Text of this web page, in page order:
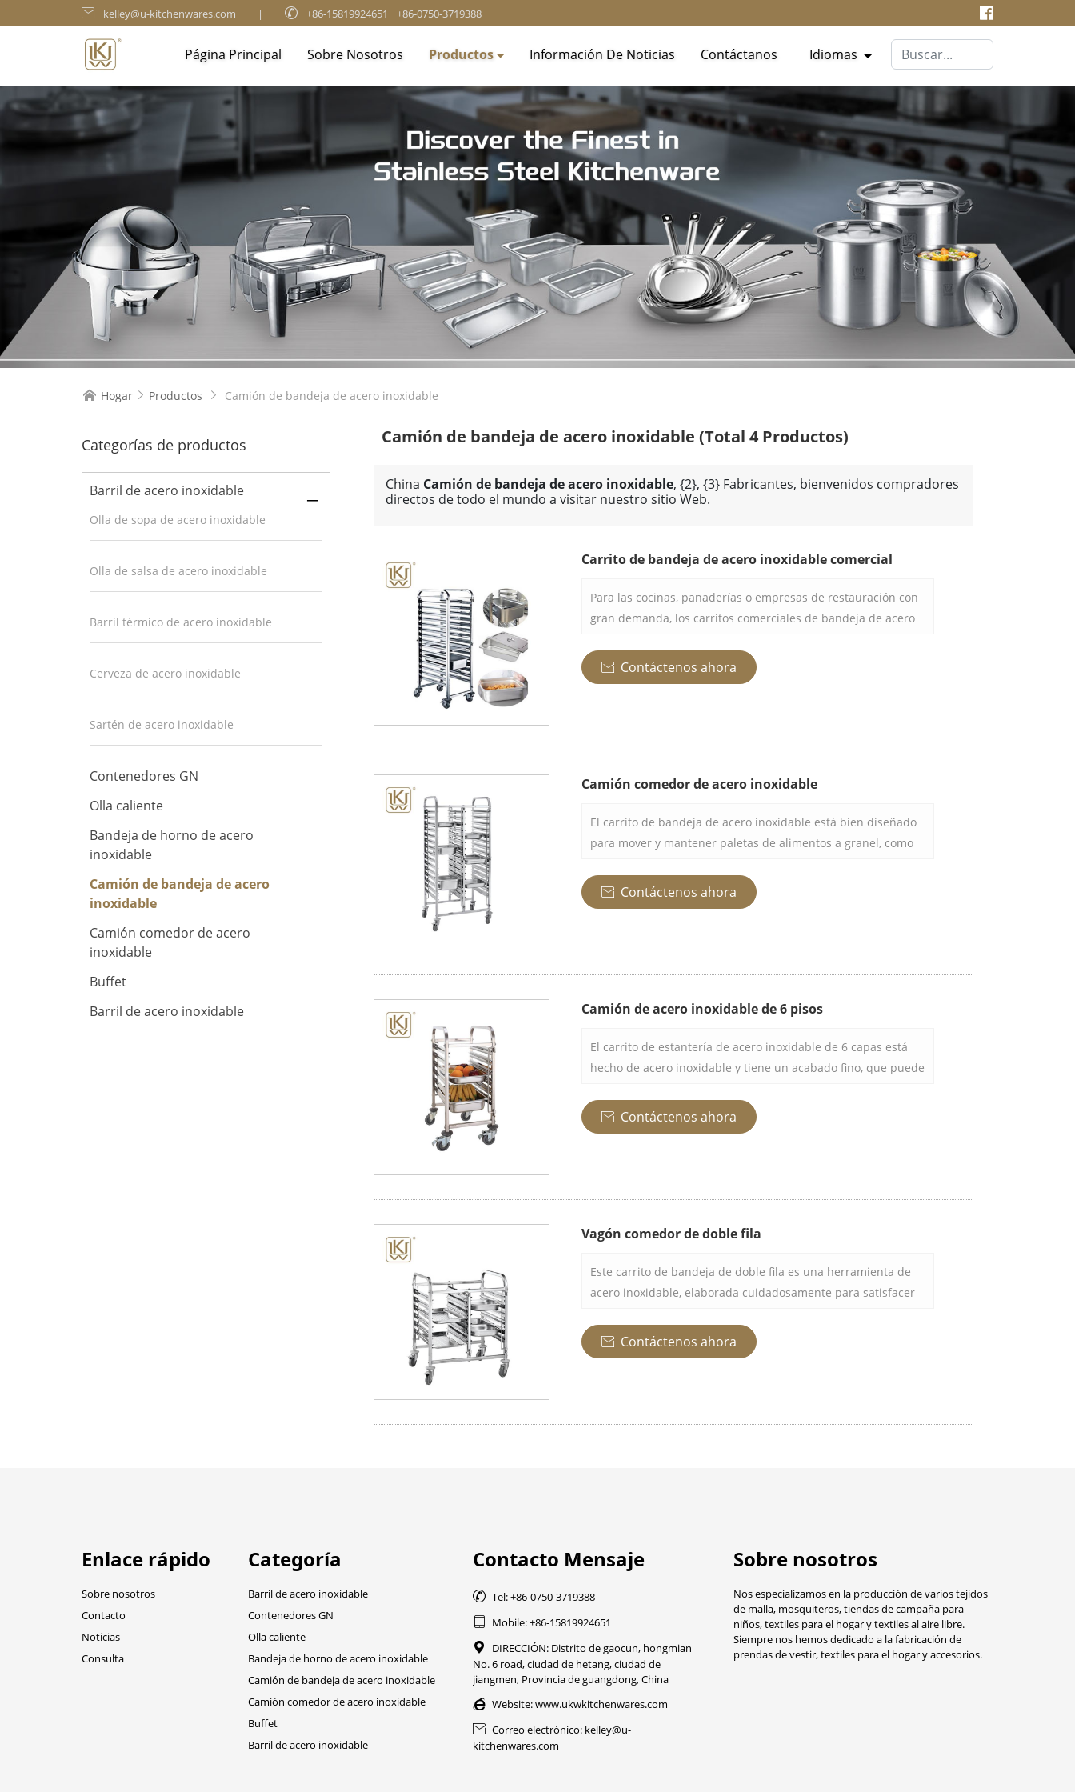
 kelley@u-kitchenwares.com |  +86-15819924651 +86-0750-3719388
Página Principal Sobre Nosotros Productos Información De Noticias Contáctanos Idiomas
 Hogar  Productos  Camión de bandeja de acero inoxidable
Categorías de productos
Barril de acero inoxidable

Olla de sopa de acero inoxidable
Olla de salsa de acero inoxidable
Barril térmico de acero inoxidable
Cerveza de acero inoxidable
Sartén de acero inoxidable
Contenedores GN
Olla caliente
Bandeja de horno de acero
inoxidable
Camión de bandeja de acero
inoxidable
Camión comedor de acero
inoxidable
Buffet
Barril de acero inoxidable
Camión de bandeja de acero inoxidable (Total 4 Productos)
China Camión de bandeja de acero inoxidable, {2}, {3} Fabricantes, bienvenidos compradores
directos de todo el mundo a visitar nuestro sitio Web.
Carrito de bandeja de acero inoxidable comercial
Para las cocinas, panaderías o empresas de restauración con
gran demanda, los carritos comerciales de bandeja de acero
acero inoxidable robusto y tiene muchas capas diseñadas
para acomodar de forma segura diferentes tipos de paletas,
 Contáctenos ahora
Camión comedor de acero inoxidable
El carrito de bandeja de acero inoxidable está bien diseñado
para mover y mantener paletas de alimentos a granel, como
Esta carretilla está compuesta por un sólido marco de acero
inoxidable y varios estantes, que permiten llevar de forma
 Contáctenos ahora
Camión de acero inoxidable de 6 pisos
El carrito de estantería de acero inoxidable de 6 capas está
hecho de acero inoxidable y tiene un acabado fino, que puede
Fabricado con materiales robustos, la rueda de araña de alta
calidad con cerradura le permite ser duradera, duradera y
 Contáctenos ahora
Vagón comedor de doble fila
Este carrito de bandeja de doble fila es una herramienta de
acero inoxidable, elaborada cuidadosamente para satisfacer
instituciones de restauración. Puede manejar varias paletas
porque está equipada con dos filas. Debido a su robusta
 Contáctenos ahora
Enlace rápido
Sobre nosotros
Contacto
Noticias
Consulta
Categoría
Barril de acero inoxidable
Contenedores GN
Olla caliente
Bandeja de horno de acero inoxidable
Camión de bandeja de acero inoxidable
Camión comedor de acero inoxidable
Buffet
Barril de acero inoxidable
Contacto Mensaje
 Tel: +86-0750-3719388
 Mobile: +86-15819924651

DIRECCIÓN: Distrito de gaocun, hongmian
No. 6 road, ciudad de hetang, ciudad de
jiangmen, Provincia de guangdong, China
 Website:www.ukwkitchenwares.com
 Correo electrónico: kelley@u-
kitchenwares.com
Sobre nosotros
Nos especializamos en la producción de varios tejidos
de malla, mosquiteros, tiendas de campaña para
niños, textiles para el hogar y textiles al aire libre.
Siempre nos hemos dedicado a la fabricación de
prendas de vestir, textiles para el hogar y accesorios.